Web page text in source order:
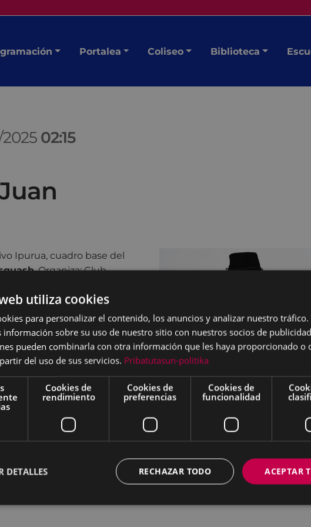
Portalea Coliseo Biblioteca
02:15
Ipurua, cuadro base del
. Organiza: Club
Ciudad de Eibar de
pasacallecon el
a la altura de la escultura de
conciertocon
Programa
Testing Ai laket.
de Unzaga,
los riesgos del
a cargo de
DJ
utiliza cookies
para personalizar el contenido, los anuncios y analizar nuestro tráfico.
sobre su uso de nuestro sitio con nuestros socios de
pueden combinarla con otra información que les haya proporcionado o
del uso de sus servicios. Pribatutasun-politika
Cookies de
rendimiento
Cookies de
preferencias
Cookies de
funcionalidad
ACEPTAR
RECHAZAR TODO
DETALLES